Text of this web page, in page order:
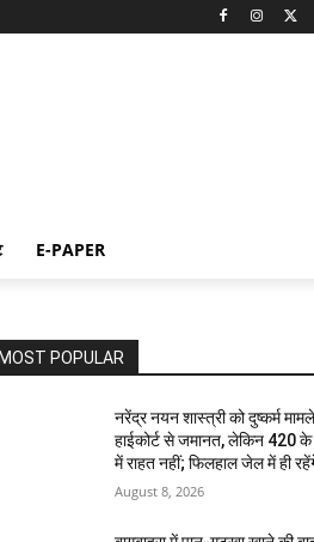
E-PAPER
MOST POPULAR
नरेंद्र नयन शास्त्री को दुष्कर्म
हाईकोर्ट से जमानत, लेकिन 420
में राहत नहीं; फिलहाल जेल में ही
August 8, 2026